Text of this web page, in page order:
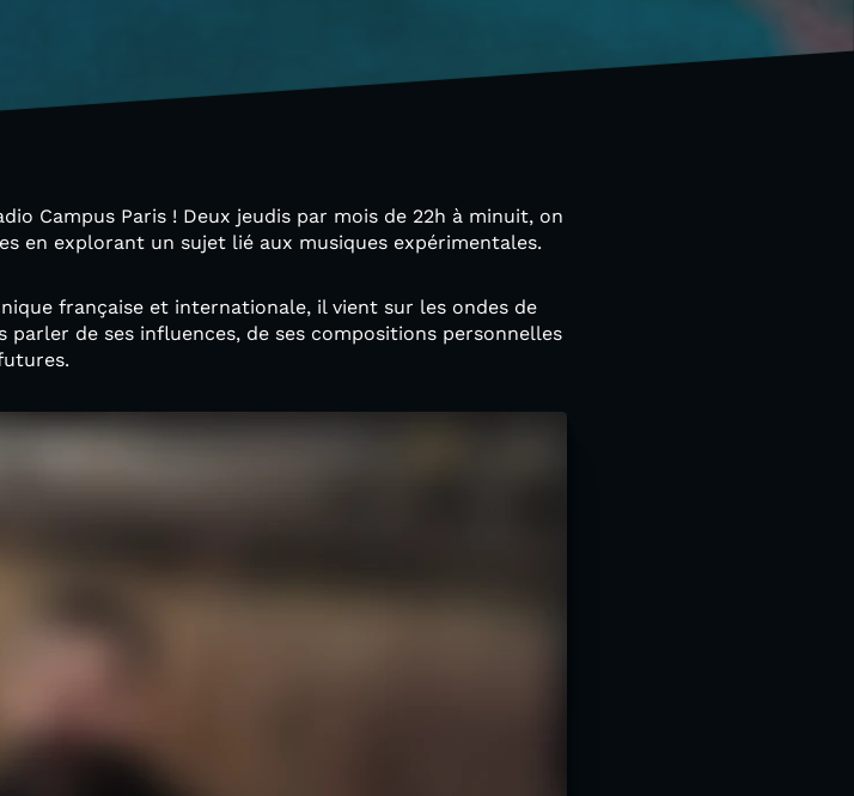
Campus Paris ! Deux jeudis par mois de 22h à minuit, on
en explorant un sujet lié aux musiques expérimentales.
française et internationale, il vient sur les ondes de
parler de ses influences, de ses compositions personnelles